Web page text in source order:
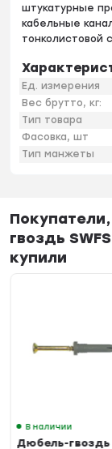
штукатурные
кабельные
тонколистовой
Ед. измерения
Вес брутто, кг:
Тип товара
Фасовка, шт
Тип манжеты
гвоздь
купили
В наличии
Дюбель-гвоздь